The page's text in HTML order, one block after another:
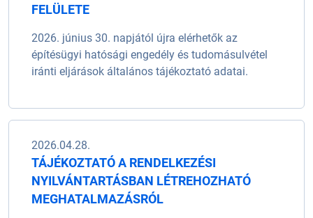
FELÜLETE
2026. június 30. napjától újra elérhetők az
építésügyi hatósági engedély és tudomásulvétel
iránti eljárások általános tájékoztató adatai.
2026.04.28.
TÁJÉKOZTATÓ A RENDELKEZÉSI
NYILVÁNTARTÁSBAN LÉTREHOZHATÓ
MEGHATALMAZÁSRÓL